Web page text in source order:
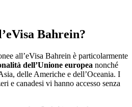
Bahrein?
all’eVisa Bahrein è particolarmente
dell’Unione europea nonché
delle Americhe e dell’Oceania. I
e canadesi vi hanno accesso senza